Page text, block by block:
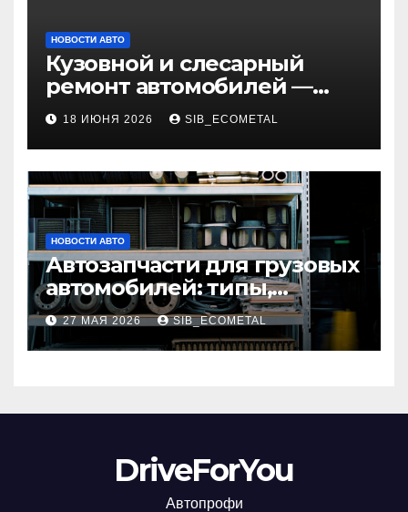
НОВОСТИ АВТО
Кузовной и слесарный
ремонт автомобилей —
наличие оригинальных
запчастей и типичные
сроки выполнения работ
18 ИЮНЯ 2026 SIB_ECOMETAL
НОВОСТИ АВТО
Автозапчасти для грузовых
автомобилей: типы,
совместимость и критерии
подбора
27 МАЯ 2026 SIB_ECOMETAL
DriveForYou
Автопрофи